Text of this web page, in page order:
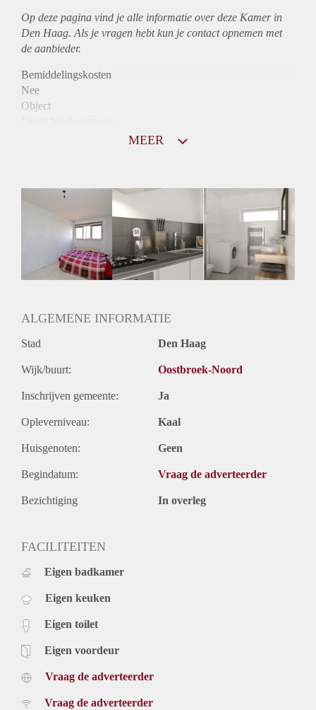
Op deze pagina vind je alle informatie over deze Kamer in
Den Haag. Als je vragen hebt kun je contact opnemen met
de aanbieder.
Bemiddelingskosten
Nee
Object
Huurtoeslag
Inkomen eis
Huurtermijn
Onbepaalde termijn
MEER
ALGEMENE INFORMATIE
Stad Den Haag
Wijk/buurt: Oostbroek-Noord
Inschrijven gemeente: Ja
Opleverniveau: Kaal
Huisgenoten: Geen
Begindatum: Vraag de adverteerder
Bezichtiging In overleg
FACILITEITEN
Eigen badkamer
Eigen keuken
Eigen toilet
Eigen voordeur
Vraag de adverteerder
Vraag de adverteerder